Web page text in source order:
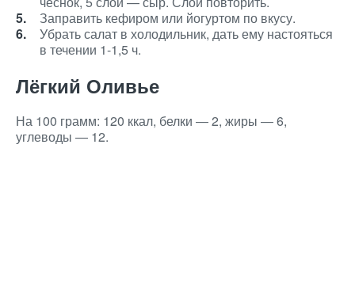
Заправить кефиром или йогуртом по вкусу.
Убрать салат в холодильник, дать ему настояться
в течении 1-1,5 ч.
Лёгкий Оливье
На 100 грамм: 120 ккал, белки — 2, жиры — 6,
углеводы — 12.